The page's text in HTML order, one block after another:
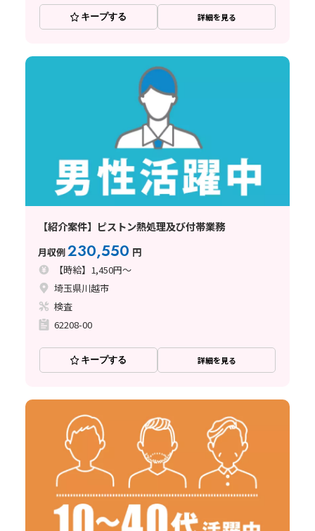
キープする 詳細を見る
【紹介案件】ピストン熱処理及び付帯業務
月収例230,550 円
【時給】1,450円～
埼玉県川越市
検査
62208-00
キープする 詳細を見る